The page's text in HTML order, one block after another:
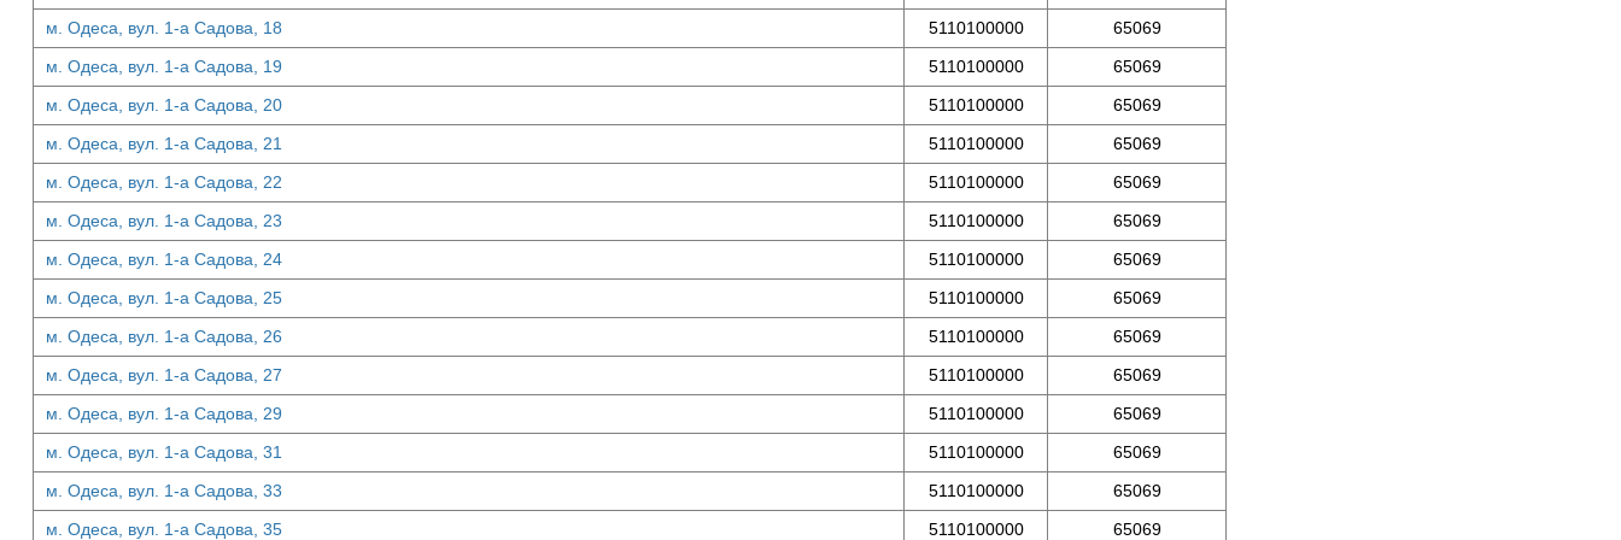
м. Одеса, вул. 1-а Садова, 18
5110100000
65069
м. Одеса, вул. 1-а Садова, 19
5110100000
65069
м. Одеса, вул. 1-а Садова, 20
5110100000
65069
м. Одеса, вул. 1-а Садова, 21
5110100000
65069
м. Одеса, вул. 1-а Садова, 22
5110100000
65069
м. Одеса, вул. 1-а Садова, 23
5110100000
65069
м. Одеса, вул. 1-а Садова, 24
5110100000
65069
м. Одеса, вул. 1-а Садова, 25
5110100000
65069
м. Одеса, вул. 1-а Садова, 26
5110100000
65069
м. Одеса, вул. 1-а Садова, 27
5110100000
65069
м. Одеса, вул. 1-а Садова, 29
5110100000
65069
м. Одеса, вул. 1-а Садова, 31
5110100000
65069
м. Одеса, вул. 1-а Садова, 33
5110100000
65069
м. Одеса, вул. 1-а Садова, 35
5110100000
65069